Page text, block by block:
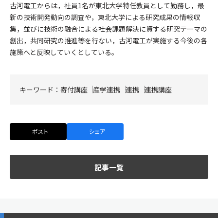
古河電工からは，社員1名が東北大学特任教員として勤務し，最
新の技術開発動向の調査や，東北大学による研究成果の情報収
集，並びに技術の融合による社会課題解決に資する研究テーマの
創出，共同研究の推進等を行ない，古河電工が実施する今後の各
施策へと反映していくとしている。
キーワード： 寄付講座 産学連携 連携 連携講座
ポスト シェア
記事一覧